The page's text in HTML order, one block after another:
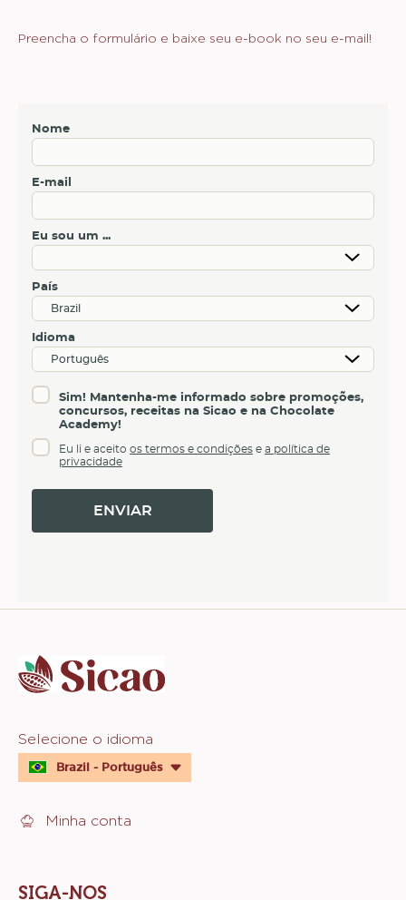
Preencha o formulário e baixe seu e-book no seu e-mail!
info
Website
quick
links
Selecione o idioma
Brazil - Português
Minha conta
SIGA-NOS